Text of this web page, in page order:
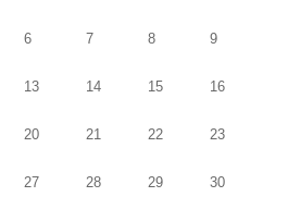
6 7 8 9
13 14 15 16
20 21 22 23
27 28 29 30